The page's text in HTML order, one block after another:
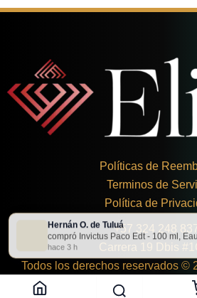
Políticas de
Terminos de
Política de
+57 324 248
Carrera 19 Dbis
Todos los derechos reservados ©
Hernán O. de Tuluá
compró Invictus Paco Edt - 100 ml,
hace 3 h